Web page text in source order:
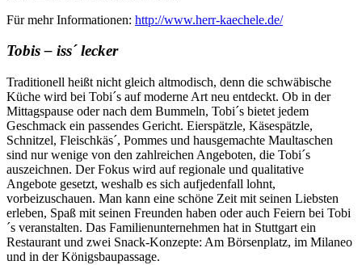
Für mehr Informationen: http://www.herr-kaechele.de/
Tobis– iss´ lecker
Traditionell heißt nicht gleich altmodisch, denn die schwäbische
Küche wird bei Tobi´s auf moderne Art neu entdeckt. Ob in der
Mittagspause oder nach dem Bummeln, Tobi´s bietet jedem
Geschmack ein passendes Gericht. Eierspätzle, Käsespätzle,
Schnitzel, Fleischkäs´, Pommes und hausgemachte Maultaschen
sind nur wenige von den zahlreichen Angeboten, die Tobi´s
auszeichnen. Der Fokus wird auf regionale und qualitative
Angebote gesetzt, weshalb es sich aufjedenfall lohnt,
vorbeizuschauen. Man kann eine schöne Zeit mit seinen Liebsten
erleben, Spaß mit seinen Freunden haben oder auch Feiern bei Tobi
´s veranstalten. Das Familienunternehmen hat in Stuttgart ein
Restaurant und zwei Snack-Konzepte: Am Börsenplatz, im Milaneo
und in der Königsbaupassage.